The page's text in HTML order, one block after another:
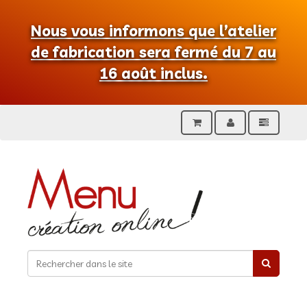
Nous vous informons que l’atelier
de fabrication sera fermé du 7 au
16 août inclus.